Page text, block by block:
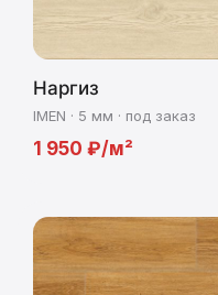
Наргиз
IMEN · 5 мм · под заказ
1 950 ₽/м²